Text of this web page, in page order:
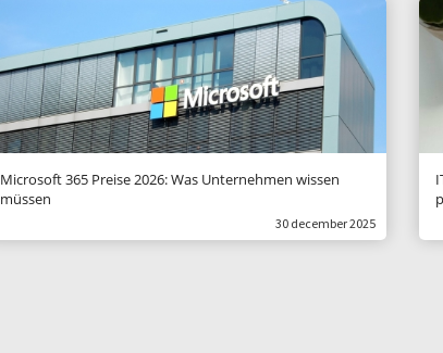
Microsoft 365 Preise 2026: Was Unternehmen wissen
müssen
30 december 2025